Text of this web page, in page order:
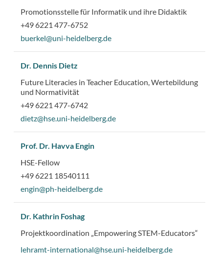
Promotionsstelle für Informatik und ihre Didaktik
+49 6221 477-6752
buerkel@uni-heidelberg.de
Dr. Dennis Dietz
Future Literacies in Teacher Education, Wertebildung
und Normativität
+49 6221 477-6742
dietz@hse.uni-heidelberg.de
Prof. Dr. Havva Engin
HSE-Fellow
+49 6221 18540111
engin@ph-heidelberg.de
Dr. Kathrin Foshag
Projektkoordination „Empowering STEM-Educators“
lehramt-international@hse.uni-heidelberg.de